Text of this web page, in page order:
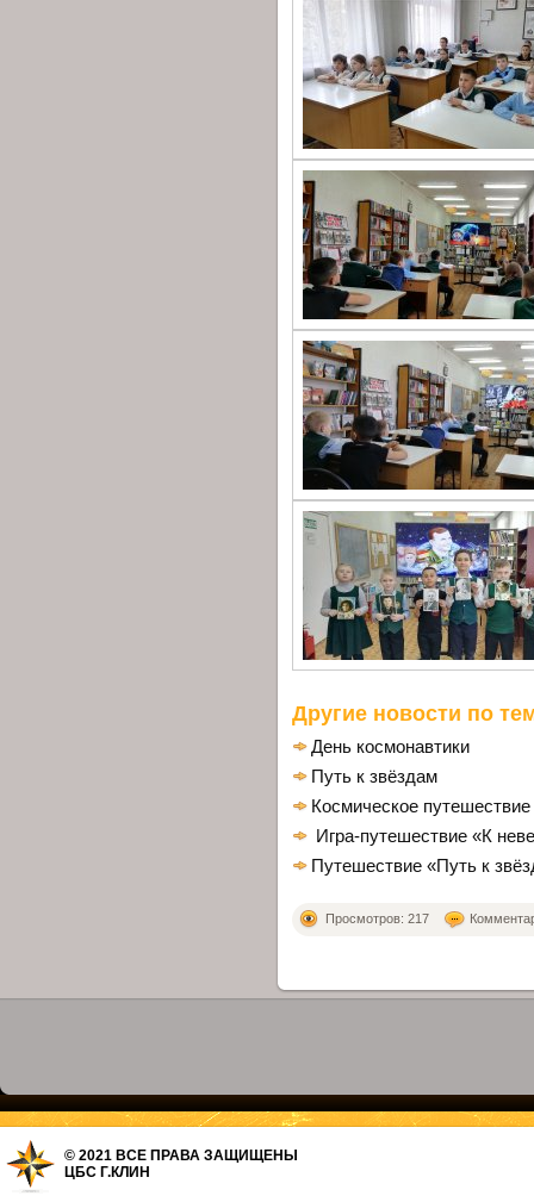
Другие новости по
День космонавтики
Путь к звёздам
Космическое
Игра-путешествие «К
Путешествие «Путь к
Просмотров: 217
© 2021 ВСЕ ПРАВА ЗАЩИЩЕНЫ
ЦБС Г.КЛИН